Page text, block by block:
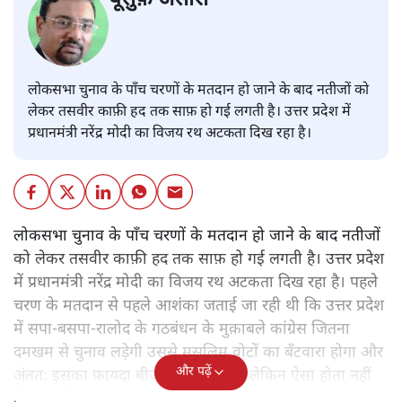
लोकसभा चुनाव के पाँच चरणों के मतदान हो जाने के बाद नतीजों को
लेकर तसवीर काफ़ी हद तक साफ़ हो गई लगती है। उत्तर प्रदेश में
प्रधानमंत्री नरेंद्र मोदी का विजय रथ अटकता दिख रहा है।
लोकसभा चुनाव के पाँच चरणों के मतदान हो जाने के बाद नतीजों
को लेकर तसवीर काफ़ी हद तक साफ़ हो गई लगती है। उत्तर प्रदेश
में प्रधानमंत्री नरेंद्र मोदी का विजय रथ अटकता दिख रहा है। पहले
चरण के मतदान से पहले आशंका जताई जा रही थी कि उत्तर प्रदेश
में सपा-बसपा-रालोद के गठबंधन के मुक़ाबले कांग्रेस जितना
दमखम से चुनाव लड़ेगी उससे मुसलिम वोटों का बँटवारा होगा और
अंतत: इसका फ़ायदा बीजेपी को मिलेगा। लेकिन ऐसा होता नहीं
और पढ़ें